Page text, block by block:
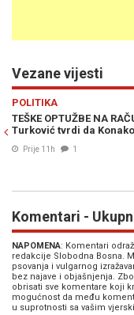
Vezane vijesti
Bisera
VIJESTI
KONAKOVIĆ
spuštena s
27. Jul. 2026
Komentari -
NAPOMENA: Komentari
redakcije Slobodna Bosna.
psovanja i vulgarnog
bez najave i objašnjenja.
obrisati sve komentare koji
mogućnost da među
u suprotnosti sa vašim